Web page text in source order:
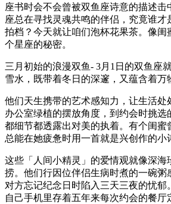
座书时会不会曾被双鱼座诗意的描述
座总在寻找灵魂共鸣的伴侣，究竟谁
拍档？今天就让咱们泡杯花果茶。像闺
个星座的秘密。
三月初始的浪漫双鱼- 3月1日的双鱼座
雪水，既带着冬日的深邃，又蕴含着万
他们天生携带的艺术感知力，让生活
办公室绿植的摆放角度，到约会时挑选
都细节都透露出对美的执着。有个闺蜜
总能在她疲惫时用一首就是兴创作的小
这些「人间小精灵」的爱情观就像深海
捞。他们行因位伴侣生病时煮的一碗粥
对方忘记纪念日时陷入三天三夜的忧郁
自己手机里存着五年来每次约会的餐厅